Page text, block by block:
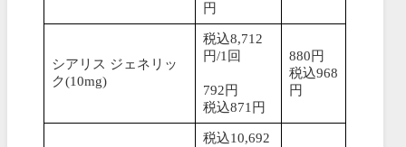
円
シアリス ジェネリッ
ク(10mg)
税込8,712
円/1回
792円
税込871円
880円
税込968
円
税込10,692